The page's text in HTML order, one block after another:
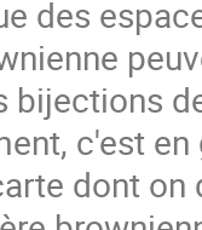
des
bijections
c'est
dont